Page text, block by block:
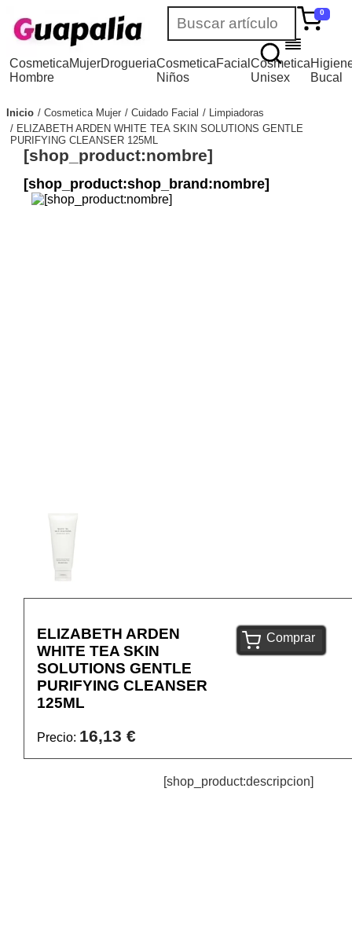
0
Cosmetica
Hombre
MujerDrogueriaCosmetica
Niños
FacialCosmetica
Unisex
Bucal
Inicio Cosmetica Mujer Cuidado Facial
Limpiadoras
ELIZABETH ARDEN WHITE TEA SKIN SOLUTIONS GENTLE
PURIFYING CLEANSER 125ML
[shop_product:nombre]
[shop_product:shop_brand:nombre]
ELIZABETH ARDEN
WHITE TEA SKIN
SOLUTIONS GENTLE
PURIFYING CLEANSER
125ML
Precio: 16,13 €
Comprar
[shop_product:descripcion]